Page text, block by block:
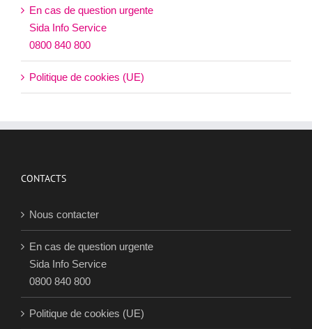
En cas de question urgente
Sida Info Service
0800 840 800
Politique de cookies (UE)
CONTACTS
Nous contacter
En cas de question urgente
Sida Info Service
0800 840 800
Politique de cookies (UE)